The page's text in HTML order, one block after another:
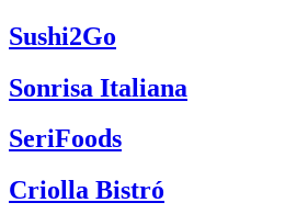
Sushi2Go
Sonrisa Italiana
SeriFoods
Criolla Bistró